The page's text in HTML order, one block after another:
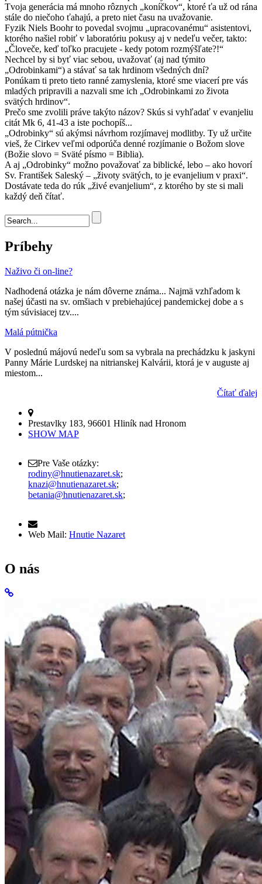
Tvoja generácia má mnoho rôznych „koníčkov“, ktoré ťa už od rána
stále do niečoho ťahajú, a preto niet času na uvažovanie.
Fyzik Niels Boohr to povedal svojmu „upracovanému“ asistentovi,
ktorého našiel robiť v laboratóriu pokusy aj v nedeľu večer, takto:
„Človeče, keď toľko pracujete - kedy potom rozmýšľate?!“
Nechcel by si byť viac sebou, uvažovať (aj nad týmito
„Odrobinkami“) a stávať sa tak hrdinom všedných dní?
Ponúkam ti preto tieto ranné zamyslenia, ktoré sme viacerí pre vás
mladých pripravili a nazvali sme ich „Odrobinkami zo života
svätých hrdinov“.
Prečo sme zvolili práve takýto názov? Skús si vyhľadať v evanjeliu
citát Mk 6, 41-43 a iste pochopíš...
„Odrobinky“ sú akýmsi návrhom rozjímavej modlitby. Ty už určite
vieš, že Cirkev veľmi odporúča denné rozjímanie o Božom slove
(Božie slovo = Sväté písmo = Biblia).
A aj „Odrobinky“ možno považovať za biblické, lebo – ako hovorí
Sv. František Saleský – „životy svätých, to je evanjelium v praxi“.
Dostávate teda do rúk „živé evanjelium“, z ktorého by ste si mali
každý deň čítať.
Vyhľadávanie
Príbehy
Naživo či on-line?
Nadhodená otázka je nám dôverne známa... Najmä vzhľadom k
našej účasti na sv. omšiach v prebiehajúcej pandemickej dobe a s
tým súvisiacej tzv....
Malá pútnička
V poslednú májovú nedeľu som sa vybrala na prechádzku k jaskyni
Panny Márie Lurdskej na nitrianskej Kalvárii, ktorá je v auguste aj
miestom...
Čítať ďalej
Prestavlky 183, 96601 Hliník nad Hronom
SHOW MAP
Pre Vaše otázky:
rodiny@hnutienazaret.sk;
knazi@hnutienazaret.sk;
betania@hnutienazaret.sk;
Web Mail: Hnutie Nazaret
O nás